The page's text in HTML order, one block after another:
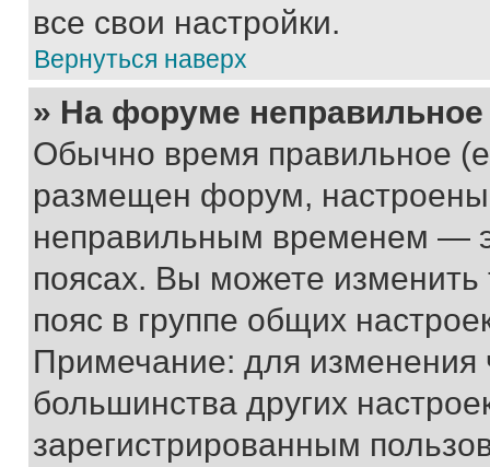
все свои настройки.
Вернуться наверх
» На форуме
Обычно время правильное
размещен форум, настроены
неправильным временем —
поясах. Вы можете изменить
пояс в группе общих
Примечание: для изменения
большинства других
зарегистрированным